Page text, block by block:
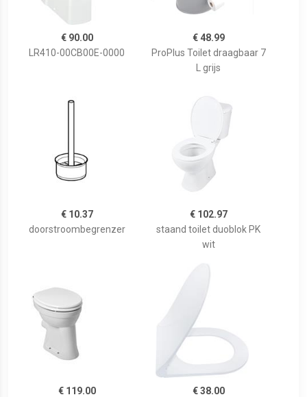
€ 90.00
LR410-00CB00E-0000
€ 48.99
ProPlus Toilet draagbaar 7
L grijs
€ 10.37
doorstroombegrenzer
€ 102.97
staand toilet duoblok PK
wit
€ 119.00 € 38.00